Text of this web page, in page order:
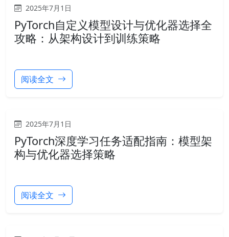
2025年7月1日
PyTorch自定义模型设计与优化器选择全
攻略：从架构设计到训练策略
阅读全文
2025年7月1日
PyTorch深度学习任务适配指南：模型架
构与优化器选择策略
阅读全文